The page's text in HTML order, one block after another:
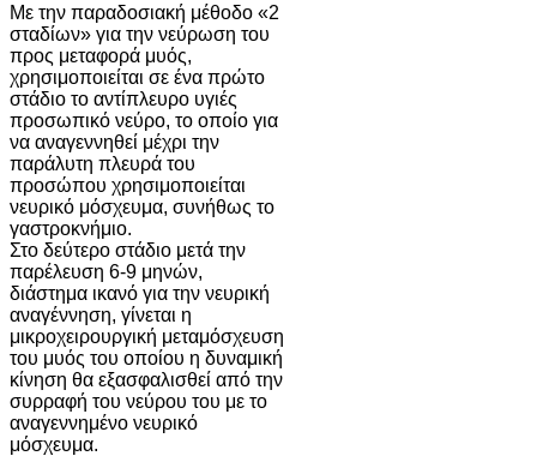
Με την παραδοσιακή μέθοδο «2
σταδίων» για την νεύρωση του
προς μεταφορά μυός,
χρησιμοποιείται σε ένα πρώτο
στάδιο το αντίπλευρο υγιές
προσωπικό νεύρο, το οποίο για
να αναγεννηθεί μέχρι την
παράλυτη πλευρά του
προσώπου χρησιμοποιείται
νευρικό μόσχευμα, συνήθως το
γαστροκνήμιο.
Στο δεύτερο στάδιο μετά την
παρέλευση 6-9 μηνών,
διάστημα ικανό για την νευρική
αναγέννηση, γίνεται η
μικροχειρουργική μεταμόσχευση
του μυός του οποίου η δυναμική
κίνηση θα εξασφαλισθεί από την
συρραφή του νεύρου του με το
αναγεννημένο νευρικό
μόσχευμα.